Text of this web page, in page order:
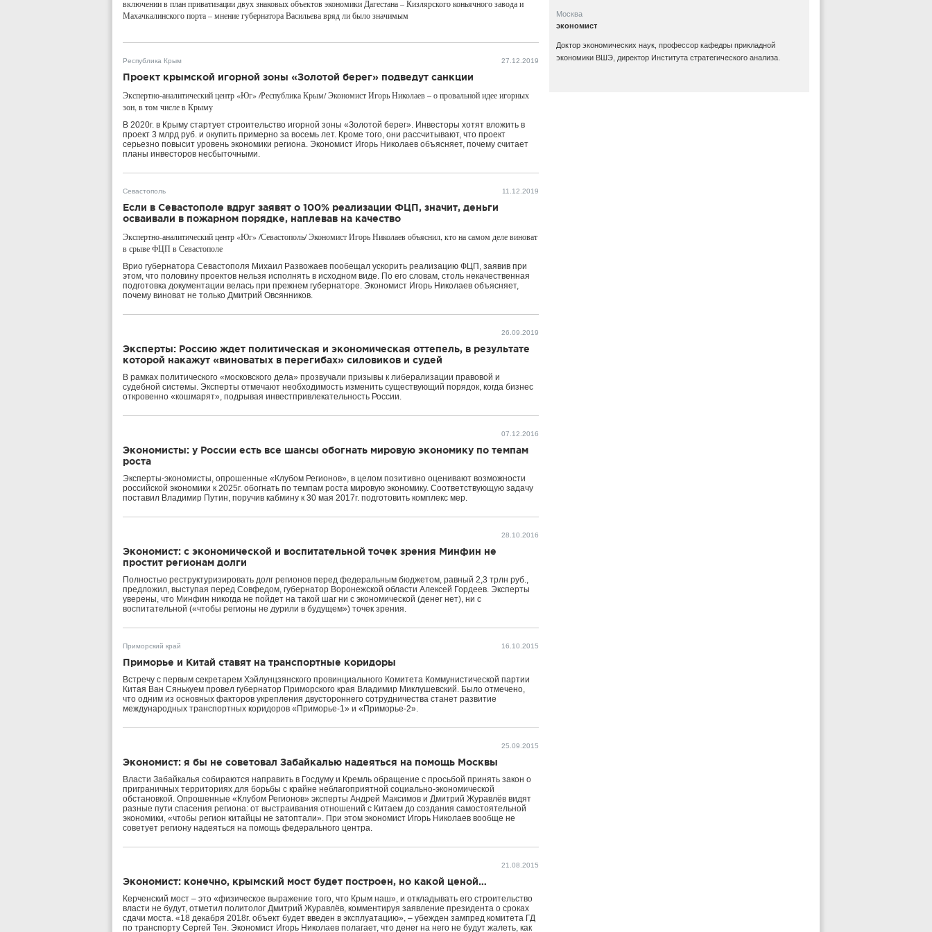
включении в план приватизации двух знаковых объектов экономики Дагестана – Кизлярского коньячного завода и
Махачкалинского порта – мнение губернатора Васильева вряд ли было значимым
Республика Крым 27.12.2019
Проект крымской игорной зоны «Золотой берег» подведут санкции
Экспертно-аналитический центр «Юг» /Республика Крым/ Экономист Игорь Николаев – о провальной идее игорных
зон, в том числе в Крыму
В 2020г. в Крыму стартует строительство игорной зоны «Золотой берег». Инвесторы хотят вложить в
проект 3 млрд руб. и окупить примерно за восемь лет. Кроме того, они рассчитывают, что проект
серьезно повысит уровень экономики региона. Экономист Игорь Николаев объясняет, почему считает
планы инвесторов несбыточными.
Севастополь 11.12.2019
Если в Севастополе вдруг заявят о 100% реализации ФЦП, значит, деньги
осваивали в пожарном порядке, наплевав на качество
Экспертно-аналитический центр «Юг» /Севастополь/ Экономист Игорь Николаев объяснил, кто на самом деле виноват
в срыве ФЦП в Севастополе
Врио губернатора Севастополя Михаил Развожаев пообещал ускорить реализацию ФЦП, заявив при
этом, что половину проектов нельзя исполнять в исходном виде. По его словам, столь некачественная
подготовка документации велась при прежнем губернаторе. Экономист Игорь Николаев объясняет,
почему виноват не только Дмитрий Овсянников.
26.09.2019
Эксперты: Россию ждет политическая и экономическая оттепель, в результате
которой накажут «виноватых в перегибах» силовиков и судей
В рамках политического «московского дела» прозвучали призывы к либерализации правовой и
судебной системы. Эксперты отмечают необходимость изменить существующий порядок, когда бизнес
откровенно «кошмарят», подрывая инвестпривлекательность России.
07.12.2016
Экономисты: у России есть все шансы обогнать мировую экономику по темпам
роста
Эксперты-экономисты, опрошенные «Клубом Регионов», в целом позитивно оценивают возможности
российской экономики к 2025г. обогнать по темпам роста мировую экономику. Соответствующую задачу
поставил Владимир Путин, поручив кабмину к 30 мая 2017г. подготовить комплекс мер.
28.10.2016
Экономист: с экономической и воспитательной точек зрения Минфин не
простит регионам долги
Полностью реструктуризировать долг регионов перед федеральным бюджетом, равный 2,3 трлн руб.,
предложил, выступая перед Совфедом, губернатор Воронежской области Алексей Гордеев. Эксперты
уверены, что Минфин никогда не пойдет на такой шаг ни с экономической (денег нет), ни с
воспитательной («чтобы регионы не дурили в будущем») точек зрения.
Приморский край 16.10.2015
Приморье и Китай ставят на транспортные коридоры
Встречу с первым секретарем Хэйлунцзянского провинциального Комитета Коммунистической партии
Китая Ван Сянькуем провел губернатор Приморского края Владимир Миклушевский. Было отмечено,
что одним из основных факторов укрепления двустороннего сотрудничества станет развитие
международных транспортных коридоров «Приморье-1» и «Приморье-2».
25.09.2015
Экономист: я бы не советовал Забайкалью надеяться на помощь Москвы
Власти Забайкалья собираются направить в Госдуму и Кремль обращение с просьбой принять закон о
приграничных территориях для борьбы с крайне неблагоприятной социально-экономической
обстановкой. Опрошенные «Клубом Регионов» эксперты Андрей Максимов и Дмитрий Журавлёв видят
разные пути спасения региона: от выстраивания отношений с Китаем до создания самостоятельной
экономики, «чтобы регион китайцы не затоптали». При этом экономист Игорь Николаев вообще не
советует региону надеяться на помощь федерального центра.
21.08.2015
Экономист: конечно, крымский мост будет построен, но какой ценой…
Керченский мост – это «физическое выражение того, что Крым наш», и откладывать его строительство
власти не будут, отметил политолог Дмитрий Журавлёв, комментируя заявление президента о сроках
сдачи моста. «18 декабря 2018г. объект будет введен в эксплуатацию», – убежден зампред комитета ГД
по транспорту Сергей Тен. Экономист Игорь Николаев полагает, что денег на него не будут жалеть, как
Москва
экономист
Доктор экономических наук, профессор кафедры прикладной
экономики ВШЭ, директор Института стратегического анализа.